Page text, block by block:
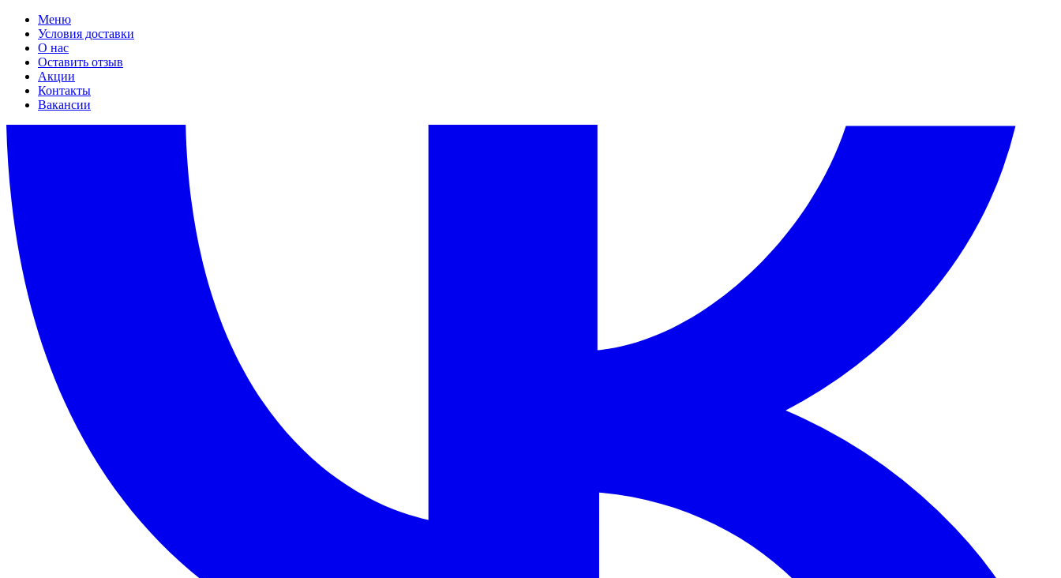
Меню
Условия доставки
О нас
Оставить отзыв
Акции
Контакты
Вакансии